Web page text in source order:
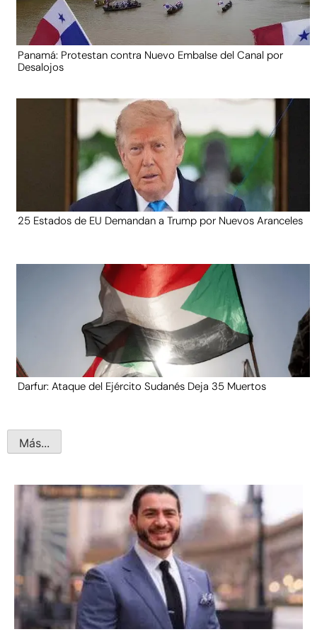
Panamá: Protestan contra Nuevo Embalse del Canal por
Desalojos
25 Estados de EU Demandan a Trump por Nuevos Aranceles
Darfur: Ataque del Ejército Sudanés Deja 35 Muertos
Más...